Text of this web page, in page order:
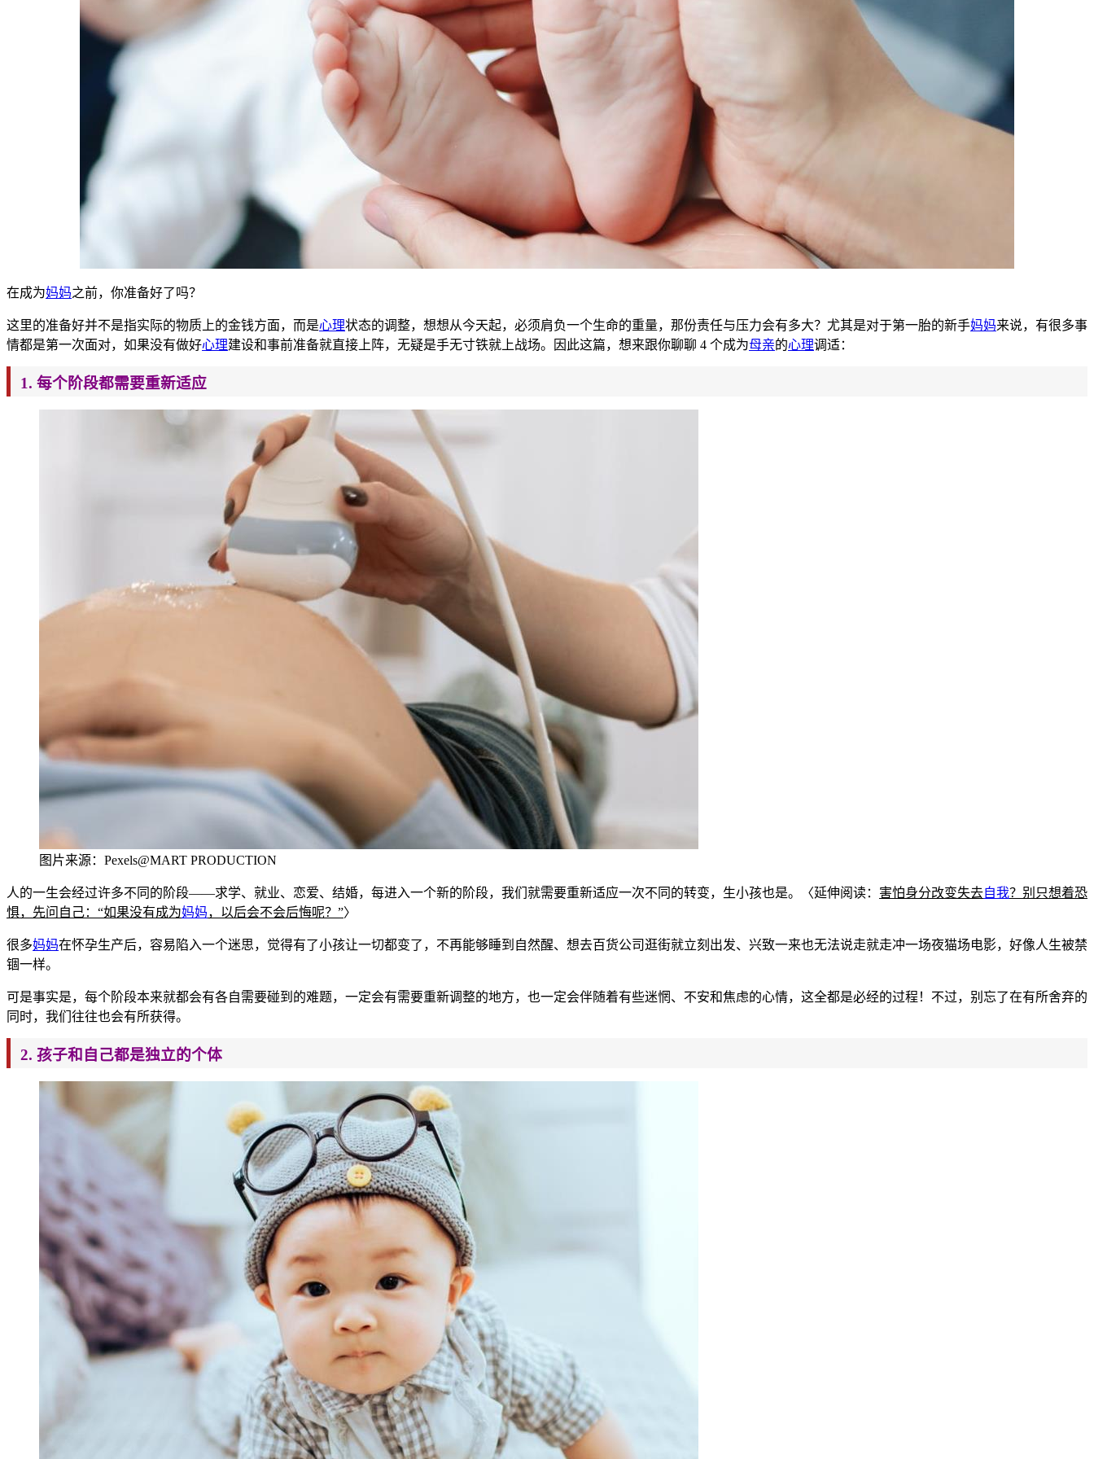
在成为妈妈之前，你准备好了吗？
这里的准备好并不是指实际的物质上的金钱方面，而是心理状态的调整，想想从今天起，必须肩负一个生命的重量，那份责任与压力会有多大？尤其是对于第一胎的新手妈妈来说，有很多事
情都是第一次面对，如果没有做好心理建设和事前准备就直接上阵，无疑是手无寸铁就上战场。因此这篇，想来跟你聊聊 4 个成为母亲的心理调适：
1. 每个阶段都需要重新适应
图片来源：Pexels@MART PRODUCTION
人的一生会经过许多不同的阶段——求学、就业、恋爱、结婚，每进入一个新的阶段，我们就需要重新适应一次不同的转变，生小孩也是。〈延伸阅读： 害怕身分改变失去自我？别只想着恐
惧，先问自己：“如果没有成为妈妈，以后会不会后悔呢？”〉
很多妈妈在怀孕生产后，容易陷入一个迷思，觉得有了小孩让一切都变了，不再能够睡到自然醒、想去百货公司逛街就立刻出发、兴致一来也无法说走就走冲一场夜猫场电影，好像人生被禁
锢一样。
可是事实是，每个阶段本来就都会有各自需要碰到的难题，一定会有需要重新调整的地方，也一定会伴随着有些迷惘、不安和焦虑的心情，这全都是必经的过程！不过，别忘了在有所舍弃的
同时，我们往往也会有所获得。
2. 孩子和自己都是独立的个体